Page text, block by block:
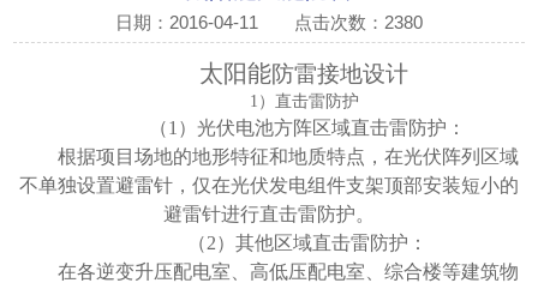
日期：2016-04-11 点击次数：2380
太阳能防雷接地设计
1）直击雷防护
（1）光伏电池方阵区域直击雷防护：
根据项目场地的地形特征和地质特点，在光伏阵列区域
不单独设置避雷针，仅在光伏发电组件支架顶部安装短小的
避雷针进行直击雷防护。
（2）其他区域直击雷防护：
在各逆变升压配电室、高低压配电室、综合楼等建筑物